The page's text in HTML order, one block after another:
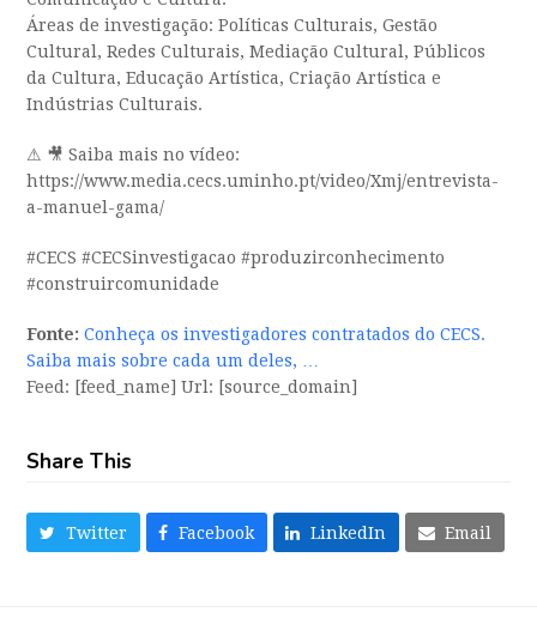
Áreas de investigação: Políticas Culturais, Gestão
Cultural, Redes Culturais, Mediação Cultural, Públicos
da Cultura, Educação Artística, Criação Artística e
Indústrias Culturais.
⚠ 🎥 Saiba mais no vídeo:
https://www.media.cecs.uminho.pt/video/Xmj/entrevista-
a-manuel-gama/
#CECS #CECSinvestigacao #produzirconhecimento
#construircomunidade
Fonte: Conheça os investigadores contratados do CECS.
Saiba mais sobre cada um deles, …
Feed: [feed_name] Url: [source_domain]
Share This
Twitter Facebook LinkedIn Email